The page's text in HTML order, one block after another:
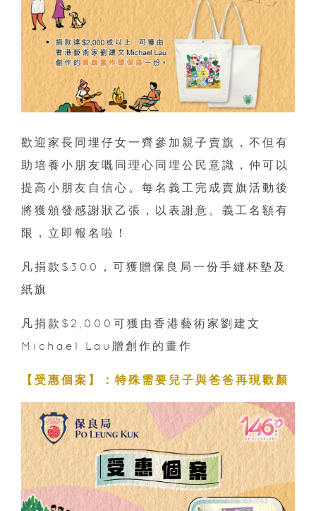
歡迎家長同埋仔女一齊參加親子賣旗，不但有
助培養小朋友嘅同理心同埋公民意識，仲可以
提高小朋友自信心。每名義工完成賣旗活動後
將獲頒發感謝狀乙張，以表謝意。義工名額有
限，立即報名啦！
凡捐款$300，可獲贈保良局一份手縫杯墊及
紙旗
凡捐款$2,000可獲由香港藝術家劉建文
Michael Lau贈創作的畫作
【受惠個案】：特殊需要兒子與爸爸再現歡顏